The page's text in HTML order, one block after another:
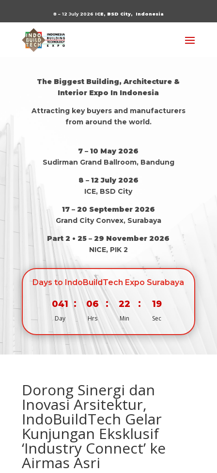
8 – 12 July 2026 ICE, BSD City, Indonesia
The Biggest Building, Architecture &
Interior Expo In Indonesia
Attracting key buyers and manufacturers
from around the world.
7 – 10 May 2026
Sudirman Grand Ballroom, Bandung
8 – 12 July 2026
ICE, BSD City
17 – 20 September 2026
Grand City Convex, Surabaya
Part 2 • 25 – 29 November 2026
NICE, PIK 2
Days to IndoBuildTech Expo Surabaya
041
Day
: 06
Hrs
: 22
Min
: 19
Sec
Dorong Sinergi dan
Inovasi Arsitektur,
IndoBuildTech Gelar
Kunjungan Eksklusif
‘Industry Connect’ ke
Airmas Asri